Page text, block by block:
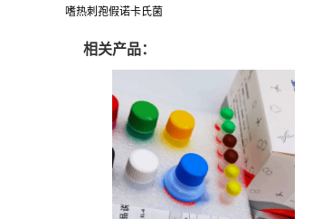
嗜热刺孢假诺卡氏菌
相关产品：